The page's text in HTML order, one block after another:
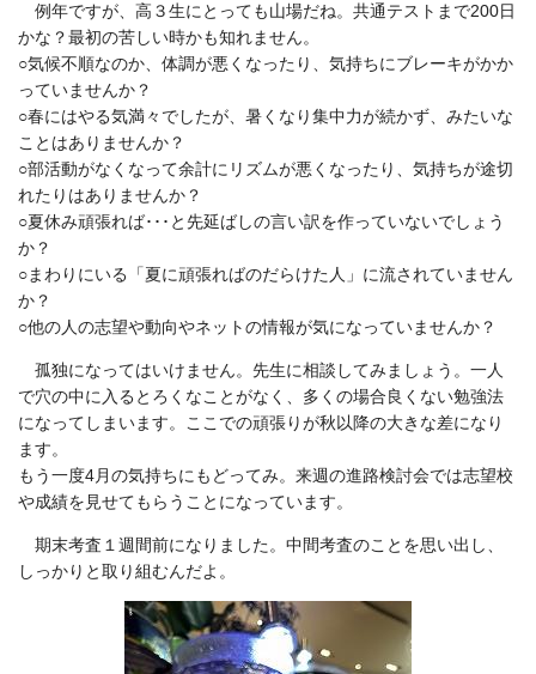
例年ですが、高３生にとっても山場だね。共通テストまで200日
かな？最初の苦しい時かも知れません。
○気候不順なのか、体調が悪くなったり、気持ちにブレーキがかか
っていませんか？
○春にはやる気満々でしたが、暑くなり集中力が続かず、みたいな
ことはありませんか？
○部活動がなくなって余計にリズムが悪くなったり、気持ちが途切
れたりはありませんか？
○夏休み頑張れば･･･と先延ばしの言い訳を作っていないでしょう
か？
○まわりにいる「夏に頑張ればのだらけた人」に流されていません
か？
○他の人の志望や動向やネットの情報が気になっていませんか？
孤独になってはいけません。先生に相談してみましょう。一人
で穴の中に入るとろくなことがなく、多くの場合良くない勉強法
になってしまいます。ここでの頑張りが秋以降の大きな差になり
ます。
もう一度4月の気持ちにもどってみ。来週の進路検討会では志望校
や成績を見せてもらうことになっています。
期末考査１週間前になりました。中間考査のことを思い出し、
しっかりと取り組むんだよ。